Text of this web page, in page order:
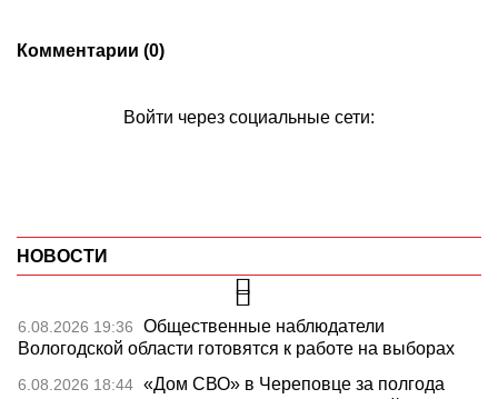
Комментарии (0)
Войти через социальные сети:
НОВОСТИ
6.08.2026 19:36
Общественные наблюдатели
Вологодской области готовятся к работе на выборах
6.08.2026 18:44 «Дом СВО» в Череповце за полгода